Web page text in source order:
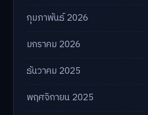
กุมภาพันธ์ 2026
มกราคม 2026
ธันวาคม 2025
พฤศจิกายน 2025